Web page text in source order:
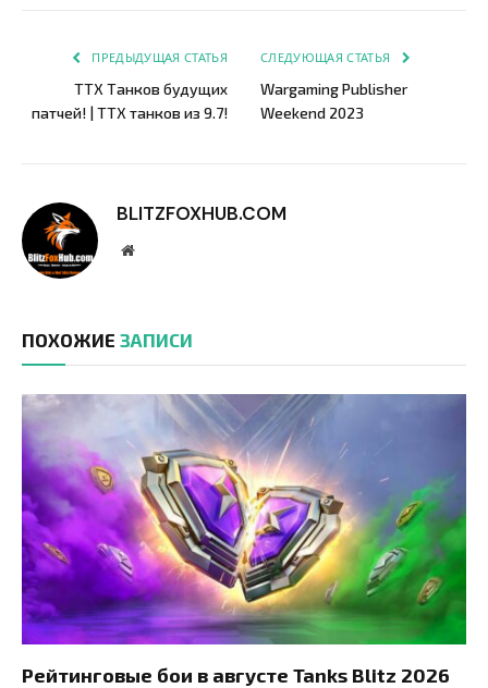
ПРЕДЫДУЩАЯ СТАТЬЯ
ТТХ Танков будущих
патчей! | ТТХ танков из 9.7!
СЛЕДУЮЩАЯ СТАТЬЯ
Wargaming Publisher
Weekend 2023
BLITZFOXHUB.COM
Website
ПОХОЖИЕ ЗАПИСИ
Рейтинговые бои в августе Tanks Blitz 2026